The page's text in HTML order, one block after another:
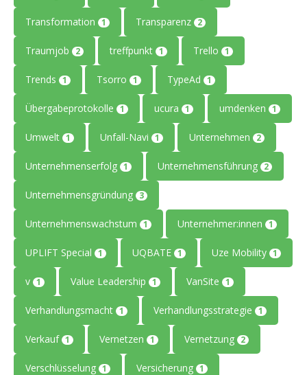
Transformation 1 Transparenz 2
Traumjob 2 treffpunkt 1 Trello 1
Trends 1 Tsorro 1 TypeAd 1
Übergabeprotokolle 1 ucura 1 umdenken 1
Umwelt 1 Unfall-Navi 1 Unternehmen 2
Unternehmenserfolg 1 Unternehmensführung 2
Unternehmensgründung 3
Unternehmenswachstum 1 Unternehmer:innen 1
UPLIFT Special 1 UQBATE 1 Uze Mobility 1
v 1 Value Leadership 1 VanSite 1
Verhandlungsmacht 1 Verhandlungsstrategie 1
Verkauf 1 Vernetzen 1 Vernetzung 2
Verschlüsselung 1 Versicherung 1